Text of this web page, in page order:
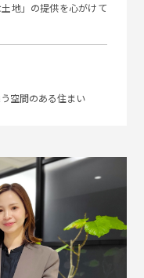
地」の提供を心がけて
空間のある住まい